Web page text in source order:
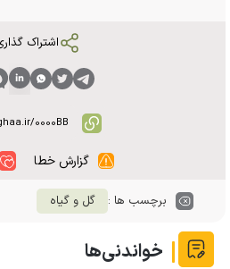
اشتراک
گزارش خطا
برچسب ها : گل و گیاه
خواندنی‌ها